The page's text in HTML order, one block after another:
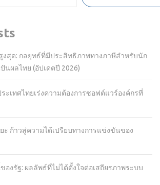
งสุด: กลยุทธ์ที่มีประสิทธิภาพทางภาษีสำหรับนัก
ผลไทย (อัปเดตปี 2026)
ะเทศไทยเร่งความต้องการซอฟต์แวร์องค์กรที่
ก้าวสู่ความได้เปรียบทางการแข่งขันของ
องรัฐ: ผลลัพธ์ที่ไม่ได้ตั้งใจต่อเสถียรภาพระบบ